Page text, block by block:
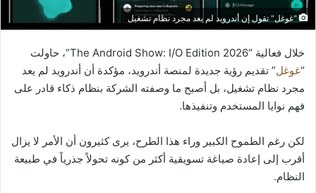
"غوغل" تقول إن أندرويد لم يعد مجرد نظام تشغيل
خلال فعالية “The Android Show: I/O Edition 2026”، حاولت
“غوغل” تقديم رؤية جديدة لمنصة أندرويد، مؤكدة أن أندرويد لم يعد
مجرد نظام تشغيل، بل أصبح ما وصفته الشركة بنظام ذكاء قادر على
فهم نوايا المستخدم وتنفيذها.
لكن رغم الطموح الكبير وراء هذا الطرح، يرى كثيرون أن الأمر لا يزال
أقرب إلى إعادة صياغة تسويقية أكثر من كونه تحولاً جذرياً في طبيعة
النظام.